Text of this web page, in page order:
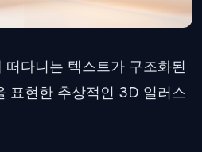
다니는 텍스트가 구조화된
표현한 추상적인 3D 일러스